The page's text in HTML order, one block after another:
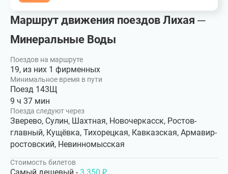
Маршрут движения поездов Лихая ─
Минеральные Воды
Поездов на маршруте
19, из них 1 фирменных
Минимальное время в пути
Поезд 143Щ
9 ч 37 мин
Поезда следуют через
Зверево, Сулин, Шахтная, Новочеркасск, Ростов-
главный, Кущёвка, Тихорецкая, Кавказская, Армавир-
ростовский, Невинномысская
Стоимость билетов